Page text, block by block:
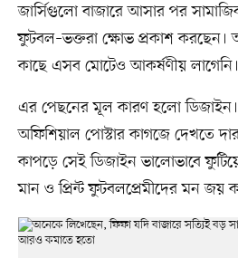
জার্সিগুলো বাজারে আসার পর
ফুটবল–ভক্তরা ক্ষোভ প্রকাশ করছেন।
কাছে এসব মোটেও আকর্ষণীয় লাগেনি।
এর পেছনের মূল কারণ হলো
অফিশিয়াল পোস্টার কাগজে দেখতে
কাপড়ে সেই ডিজাইন ভালোভাবে
মান ও প্রিন্ট ফুটবলপ্রেমীদের মন জয়